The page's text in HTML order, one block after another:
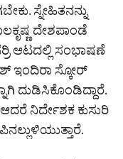
ಸ್ನೇಹಿತನನ್ನು
ದೇಶಪಾಂಡೆ
ಆಟದಲ್ಲಿ ಸಂಭಾಷಣೆ
ಇಂದಿರಾ ಸ್ಕೋರ್‌
ದುಡಿಸಿಕೊಂಡಿದ್ದಾರೆ.
ನಿರ್ದೇಶಕ ಕುಸುರಿ